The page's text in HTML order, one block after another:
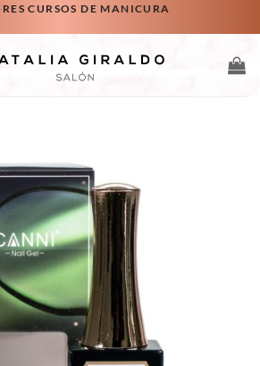
CURSOS DE MANICURA